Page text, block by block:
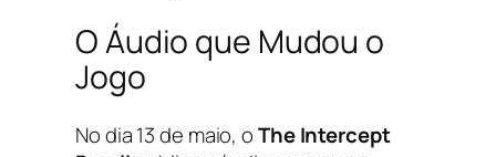
O Áudio que Mudou o
Jogo
No dia 13 de maio, oThe Intercept